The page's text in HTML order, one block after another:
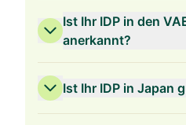
Ist Ihr IDP in den
anerkannt?
Ist Ihr IDP in Japan